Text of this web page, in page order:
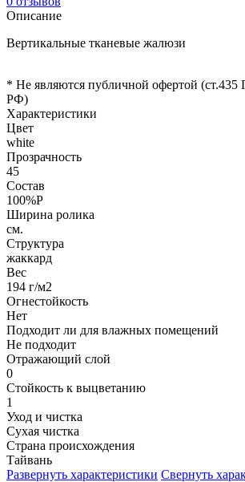
Описание
Вертикальные тканевые жалюзи
* Не являются публичной офертой
РФ)
Характеристики
Цвет
white
Прозрачность
45
Состав
100%P
Ширина ролика
см.
Структура
жаккард
Вес
194 г/м2
Огнестойкость
Нет
Подходит ли для влажных помещений
Не подходит
Отражающий слой
0
Стойкость к выцветанию
1
Уход и чистка
Сухая чистка
Страна происхождения
Тайвань
Развернуть характеристики Свернуть